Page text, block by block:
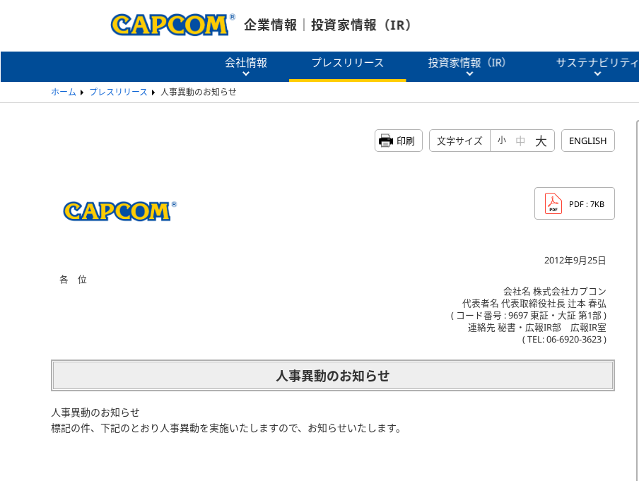
企業情報｜投資家情報（IR）
会社情報 プレスリリース 投資家情報（IR） サステナビリティ
ホーム プレスリリース 人事異動のお知らせ
印刷 文字サイズ 小 中 大 ENGLISH
PDF : 7KB
2012年9月25日
各位
会社名 株式会社カプコン
代表者名 代表取締役社長 辻本 春弘
( コード番号 : 9697 東証・大証 第1部 )
連絡先 秘書・広報IR部 広報IR室
( TEL: 06-6920-3623 )
人事異動のお知らせ
人事異動のお知らせ
標記の件、下記のとおり人事異動を実施いたしますので、お知らせいたします。